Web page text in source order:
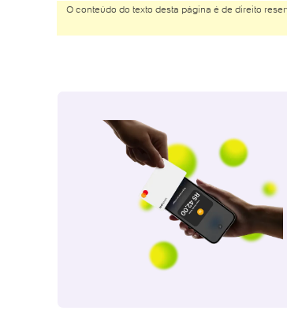
O conteúdo do texto desta página é de direito